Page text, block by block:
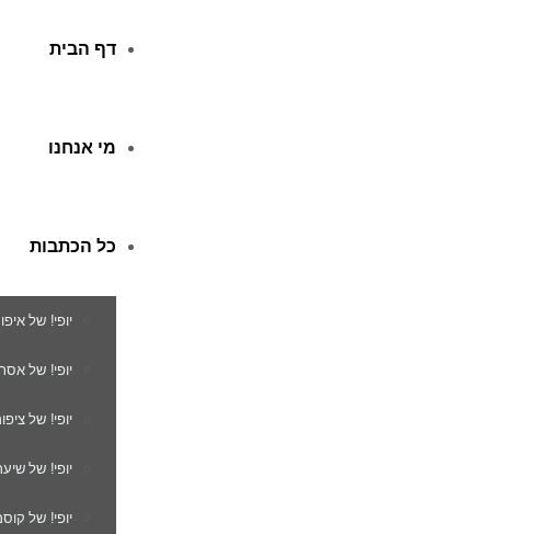
דף הבית
מי אנחנו
כל הכתבות
יופי! של
יופי! של
יופי! של
יופי! של
יופי! של